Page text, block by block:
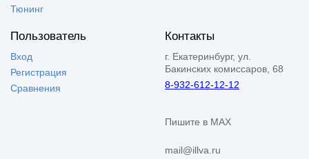
Тюнинг
Пользователь
Вход
Регистрация
Сравнения
Контакты
г. Екатеринбург, ул.
Бакинских комиссаров, 68
8-932-612-12-12
Пишите в MAX
mail@illva.ru